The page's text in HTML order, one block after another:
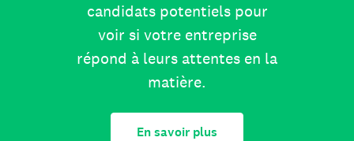
candidats potentiels pour
voir si votre entreprise
répond à leurs attentes en la
matière.
En savoir plus